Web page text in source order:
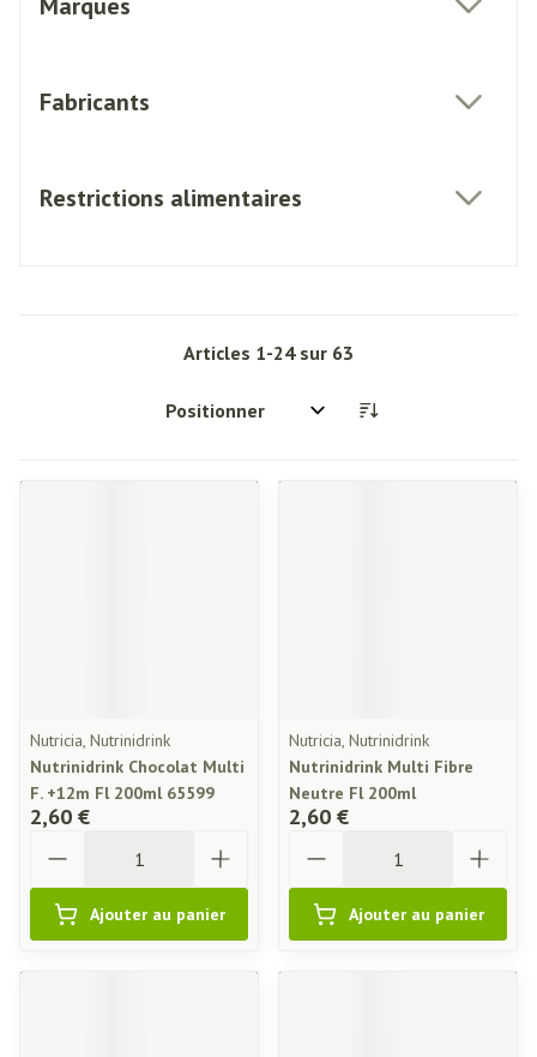
Fabricants
Restrictions alimentaires
Articles 1-24sur 63
Trier par:
Nutricia, Nutrinidrink
Nutrinidrink Chocolat Multi
F. +12m Fl 200ml 65599
2,60 €
Ajouter au panier
Nutricia, Nutrinidrink
Nutrinidrink Multi Fibre
Neutre Fl 200ml
2,60 €
Ajouter au panier